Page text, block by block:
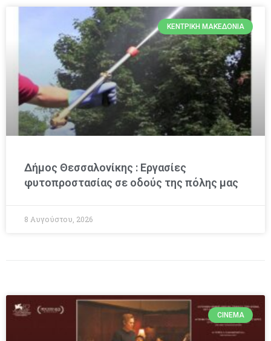
ΚΕΝΤΡΙΚΉ ΜΑΚΕΔΟΝΊΑ
Δήμος Θεσσαλονίκης : Εργασίες
φυτοπροστασίας σε οδούς της πόλης μας
8 Αυγούστου, 2026
CINEMA